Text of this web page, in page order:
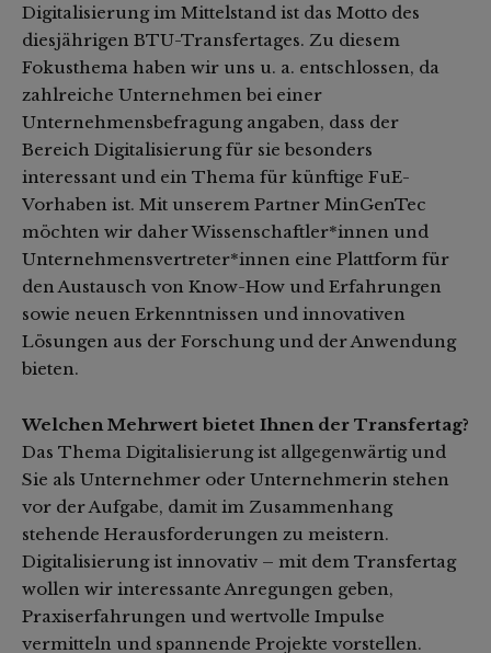
Digitalisierung im Mittelstand ist das Motto des
diesjährigen BTU-Transfertages. Zu diesem
Fokusthema haben wir uns u. a. entschlossen, da
zahlreiche Unternehmen bei einer
Unternehmensbefragung angaben, dass der
Bereich Digitalisierung für sie besonders
interessant und ein Thema für künftige FuE-
Vorhaben ist. Mit unserem Partner MinGenTec
möchten wir daher Wissenschaftler*innen und
Unternehmensvertreter*innen eine Plattform für
den Austausch von Know-How und Erfahrungen
sowie neuen Erkenntnissen und innovativen
Lösungen aus der Forschung und der Anwendung
bieten.
Welchen Mehrwert bietet Ihnen der Transfertag?
Das Thema Digitalisierung ist allgegenwärtig und
Sie als Unternehmer oder Unternehmerin stehen
vor der Aufgabe, damit im Zusammenhang
stehende Herausforderungen zu meistern.
Digitalisierung ist innovativ – mit dem Transfertag
wollen wir interessante Anregungen geben,
Praxiserfahrungen und wertvolle Impulse
vermitteln und spannende Projekte vorstellen.